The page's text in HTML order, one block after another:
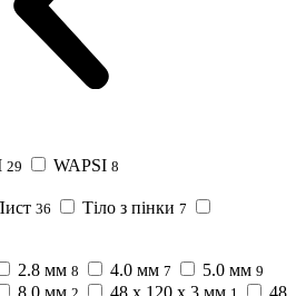
29 WAPSI 8
36 Тіло з пінки 7
2.8 мм 8 4.0 мм 7 5.0 мм 9
8.0 мм 48 х 120 х 3 мм
48